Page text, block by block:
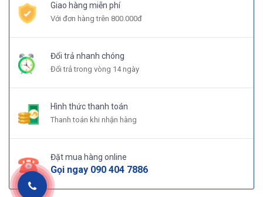
Giao hàng miễn phí
Với đơn hàng trên 800.000đ
Đổi trả nhanh chóng
Đổi trả trong vòng 14 ngày
Hình thức thanh toán
Thanh toán khi nhận hàng
Đặt mua hàng online
Gọi ngay 090 404 7886